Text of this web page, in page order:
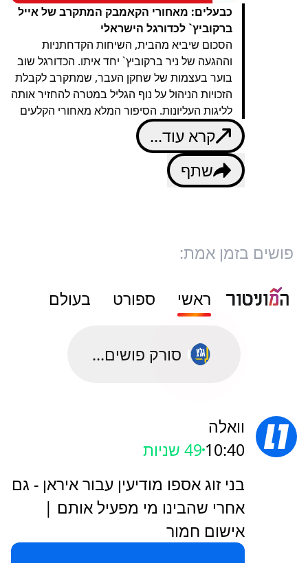
כבעלים: מאחורי הקאמבק המתקרב של אייל
ברקוביץ` לכדורגל הישראלי
הסכום שיביא מהבית, השיחות הקדחתניות
וההגעה של ניר ברקוביץ` יחד איתו. הכדורגל שוב
בוער בעצמות של שחקן העבר, שמתקרב לקבלת
הזכויות הניהול על נוף הגליל במטרה להחזיר אותה
לליגות העליונות. הסיפור המלא מאחורי הקלעים
קרא עוד...
שתף
פושים בזמן אמת:
ראשי ספורט בעולם
סורק פושים...
וואלה
10:40 51 שניות
בני זוג אספו מודיעין עבור איראן - גם
אחרי שהבינו מי מפעיל אותם |
אישום חמור